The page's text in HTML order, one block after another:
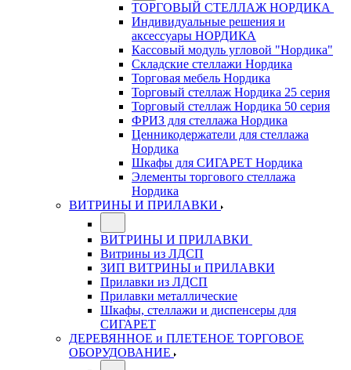
ТОРГОВЫЙ СТЕЛЛАЖ НОРДИКА
Индивидуальные решения и
аксессуары НОРДИКА
Кассовый модуль угловой "Нордика"
Складские стеллажи Нордика
Торговая мебель Нордика
Торговый стеллаж Нордика 25 серия
Торговый стеллаж Нордика 50 серия
ФРИЗ для стеллажа Нордика
Ценникодержатели для стеллажа
Нордика
Шкафы для СИГАРЕТ Нордика
Элементы торгового стеллажа
Нордика
ВИТРИНЫ И ПРИЛАВКИ
ВИТРИНЫ И ПРИЛАВКИ
Витрины из ЛДСП
ЗИП ВИТРИНЫ и ПРИЛАВКИ
Прилавки из ЛДСП
Прилавки металлические
Шкафы, стеллажи и диспенсеры для
СИГАРЕТ
ДЕРЕВЯННОЕ и ПЛЕТЕНОЕ ТОРГОВОЕ
ОБОРУДОВАНИЕ